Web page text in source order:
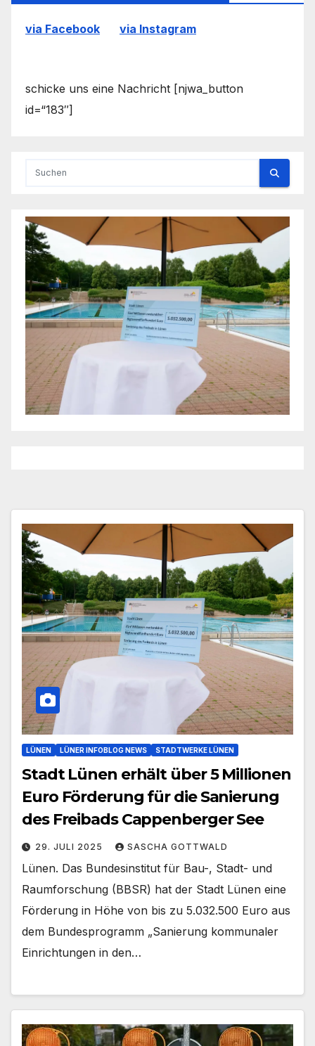
via Facebook via Instagram
schicke uns eine Nachricht [njwa_button
id=“183″]
LÜNEN LÜNER INFOBLOG NEWS STADTWERKE LÜNEN
Stadt Lünen erhält über 5 Millionen
Euro Förderung für die Sanierung
des Freibads Cappenberger See
29. JULI 2025 SASCHA GOTTWALD
Lünen. Das Bundesinstitut für Bau-, Stadt- und
Raumforschung (BBSR) hat der Stadt Lünen eine
Förderung in Höhe von bis zu 5.032.500 Euro aus
dem Bundesprogramm „Sanierung kommunaler
Einrichtungen in den…